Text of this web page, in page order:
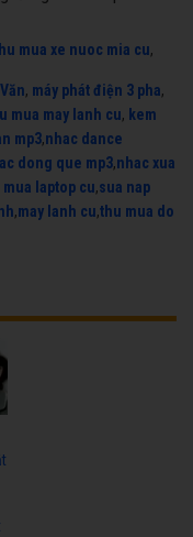
mua xe nuoc mia cu,
, máy phát điện 3 pha,
mua may lanh cu, kem
mp3,nhac dance
dong que mp3,nhac xua
laptop cu,sua nap
,may lanh cu,thu mua do